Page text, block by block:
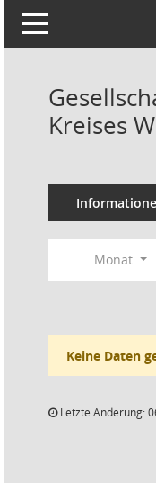
Toggle navigation
Kreises
Monat
Keine Daten
Letzte Änderung: